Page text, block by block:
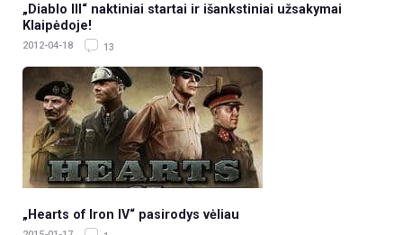
„Diablo III“ naktiniai startai ir išankstiniai užsakymai
Klaipėdoje!
2012-04-18 13
„Hearts of Iron IV“ pasirodys vėliau